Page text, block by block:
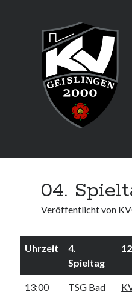
Geislingen
Sidebar
Senioren sind
qualifizieren sich für die
Adresse & Trainingszeiten
Heidenheimer Str. 87
73312 Geislingen an der Steige
04.
Veröffentlicht von
Uhrzeit
4.
Spieltag
13:00
TSG Bad